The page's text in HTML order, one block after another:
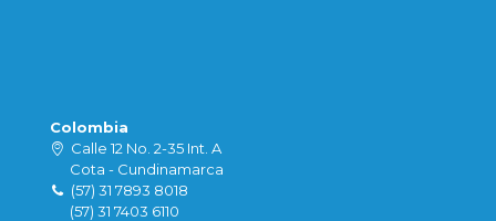
Colombia
Calle 12 No. 2-35 Int. A
Cota - Cundinamarca
(57) 31 7893 8018
(57) 31 7403 6110